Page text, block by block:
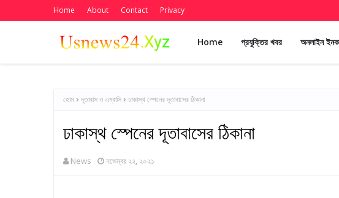
Home About Contact Privacy
Home প্রযুক্তির খবর অনলাইন
হোম দূতাবাস ও এম্বাসি ঢাকাস্থ স্পেনের দূতাবাসের ঠিকানা
ঢাকাস্থ স্পেনের দূতাবাসের ঠিকানা
News নভেম্বর ২২, ২০২১